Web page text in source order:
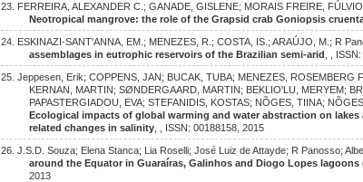
23. FERREIRA, ALEXANDER C.; GANADE, GISLENE; MORAIS FREIRE,
Neotropical mangrove: the role of the Grapsid crab Goniopsis
24. ESKINAZI-SANT'ANNA, EM.; MENEZES, R.; COSTA, IS.; ARAÚJO, M.; R
assemblages in eutrophic reservoirs of the Brazilian semi-arid
, ,
25. Jeppesen, Erik; COPPENS, JAN; BUCAK, TUBA; MENEZES, ROSEMBERG
KERNAN, MARTIN; SØNDERGAARD, MARTIN; BEKLIO'LU, MERYEM;
PAPASTERGIADOU, EVA; STEFANIDIS, KOSTAS; NÕGES, TIINA;
Ecological impacts of global warming and water abstraction on
related changes in salinity , , ISSN: 00188158, 2015
26. J.S.D. Souza; Elena Stanca; Lia Roselli; José Luiz de Attayde; R Panosso;
around the Equator in Guaraíras, Galinhos and Diogo Lopes lagoons
2013